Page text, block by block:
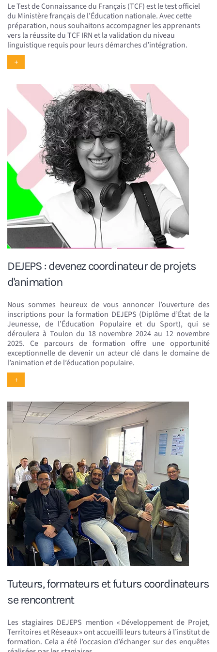
Le Test de Connaissance du Français (TCF) est le test officiel
du Ministère français de l’Éducation nationale. Avec cette
préparation, nous souhaitons accompagner les apprenants
vers la réussite du TCF IRN et la validation du niveau
linguistique requis pour leurs démarches d’intégration.
+
DEJEPS : devenez coordinateur de projets
d'animation
Nous sommes heureux de vous annoncer l’ouverture des
inscriptions pour la formation DEJEPS (Diplôme d’État de la
Jeunesse, de l’Éducation Populaire et du Sport), qui se
déroulera à Toulon du 18 novembre 2024 au 12 novembre
2025. Ce parcours de formation offre une opportunité
exceptionnelle de devenir un acteur clé dans le domaine de
l’animation et de l’éducation populaire.
+
Tuteurs, formateurs et futurs coordinateurs
se rencontrent
Les stagiaires DEJEPS mention « Développement de Projet,
Territoires et Réseaux » ont accueilli leurs tuteurs à l’institut de
formation. Cela a été l’occasion d’échanger sur des enquêtes